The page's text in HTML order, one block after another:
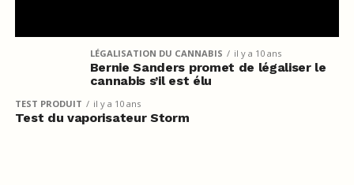
LÉGALISATION DU CANNABIS il y a 10 ans
Bernie Sanders promet de légaliser le
cannabis s’il est élu
TEST PRODUIT il y a 10 ans
Test du vaporisateur Storm